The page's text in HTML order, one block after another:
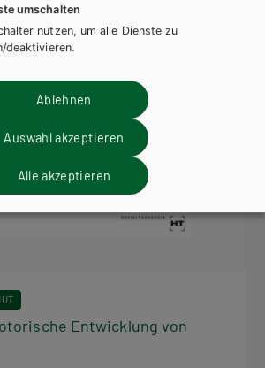
Entwicklung von
umschalten
nutzen, um alle Dienste zu
deaktivieren.
Ablehnen
Auswahl akzeptieren
Alle akzeptieren